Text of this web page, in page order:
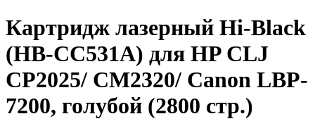
Картридж лазерный Hi-Black
(HB-CC531A) для HP CLJ
CP2025/ CM2320/ Canon LBP-
7200, голубой (2800 стр.)